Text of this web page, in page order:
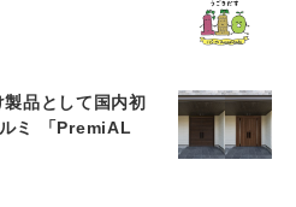
品として国内初
ミ 「PremiAL